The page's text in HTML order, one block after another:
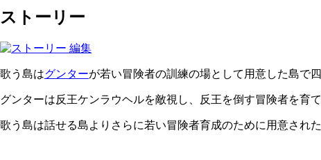
ストーリー
歌う島はグンターが若い冒険者の訓練の場として用意した島で
グンターは反王ケンラウヘルを敵視し、反王を倒す冒険者を育
歌う島は話せる島よりさらに若い冒険者育成のために用意され